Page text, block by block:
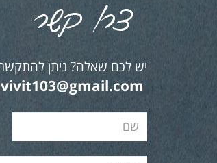
יש לכם שאלה? ניתן להתקשר